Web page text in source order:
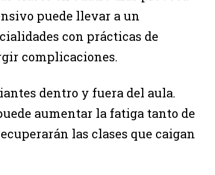
puede llevar a un
con prácticas de
complicaciones.
dentro y fuera del aula.
aumentar la fatiga tanto de
las clases que caigan